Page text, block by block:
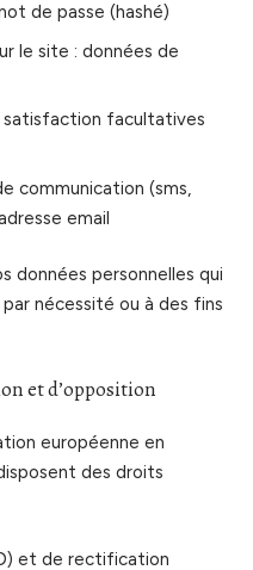
de passe (hashé)
le site : données de
satisfaction facultatives
communication (sms,
email
données personnelles qui
nécessité ou à des fins
et d’opposition
européenne en
des droits
et de rectification